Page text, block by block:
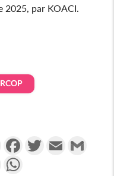
2025, par KOACI.
PartagerFacebookTwitterEmail
Messenger